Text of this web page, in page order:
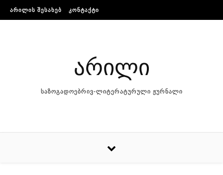
Skip to content
ᲐᲠᲘᲚᲘᲡ ᲨᲔᲡᲐᲮᲔᲑ ᲙᲝᲜᲢᲐᲥᲢᲘ
არილი
საზოგადოებრივ-ლიტერატურული ჟურნალი